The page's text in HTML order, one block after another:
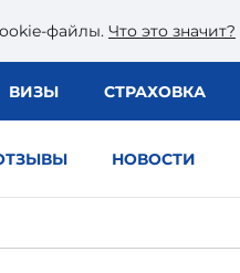
файлы. Что это значит?
ВИЗЫ СТРАХОВКА
НОВОСТИ